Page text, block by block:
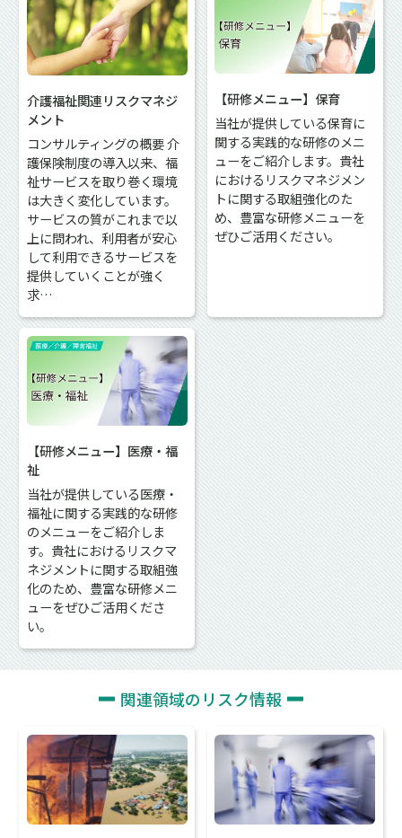
介護福祉関連リスクマネジ
メント
コンサルティングの概要 介
護保険制度の導入以来、福
祉サービスを取り巻く環境
は大きく変化しています。
サービスの質がこれまで以
上に問われ、利用者が安心
して利用できるサービスを
提供していくことが強く
求…
【研修メニュー】保育
当社が提供している保育に
関する実践的な研修のメニ
ューをご紹介します。貴社
におけるリスクマネジメン
トに関する取組強化のた
め、豊富な研修メニューを
ぜひご活用ください。
【研修メニュー】医療・福
祉
当社が提供している医療・
福祉に関する実践的な研修
のメニューをご紹介しま
す。貴社におけるリスクマ
ネジメントに関する取組強
化のため、豊富な研修メニ
ューをぜひご活用くださ
い。
関連領域のリスク情報